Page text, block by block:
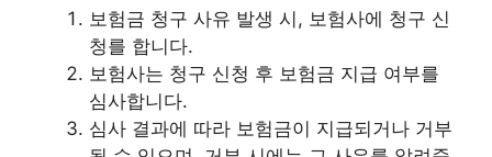
보험금 청구 사유 발생 시, 보험사에 청구 신
청를 합니다.
보험사는 청구 신청 후 보험금 지급 여부를
심사합니다.
심사 결과에 따라 보험금이 지급되거나 거부